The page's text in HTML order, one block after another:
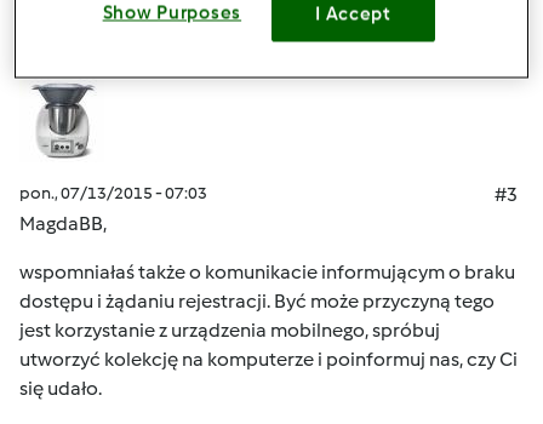
pon., 07/13/2015 - 07:03
#3
MagdaBB,
wspomniałaś także o komunikacie informującym o braku
dostępu i żądaniu rejestracji. Być może przyczyną tego
jest korzystanie z urządzenia mobilnego, spróbuj
utworzyć kolekcję na komputerze i poinformuj nas, czy Ci
się udało.
Show Purposes I Accept